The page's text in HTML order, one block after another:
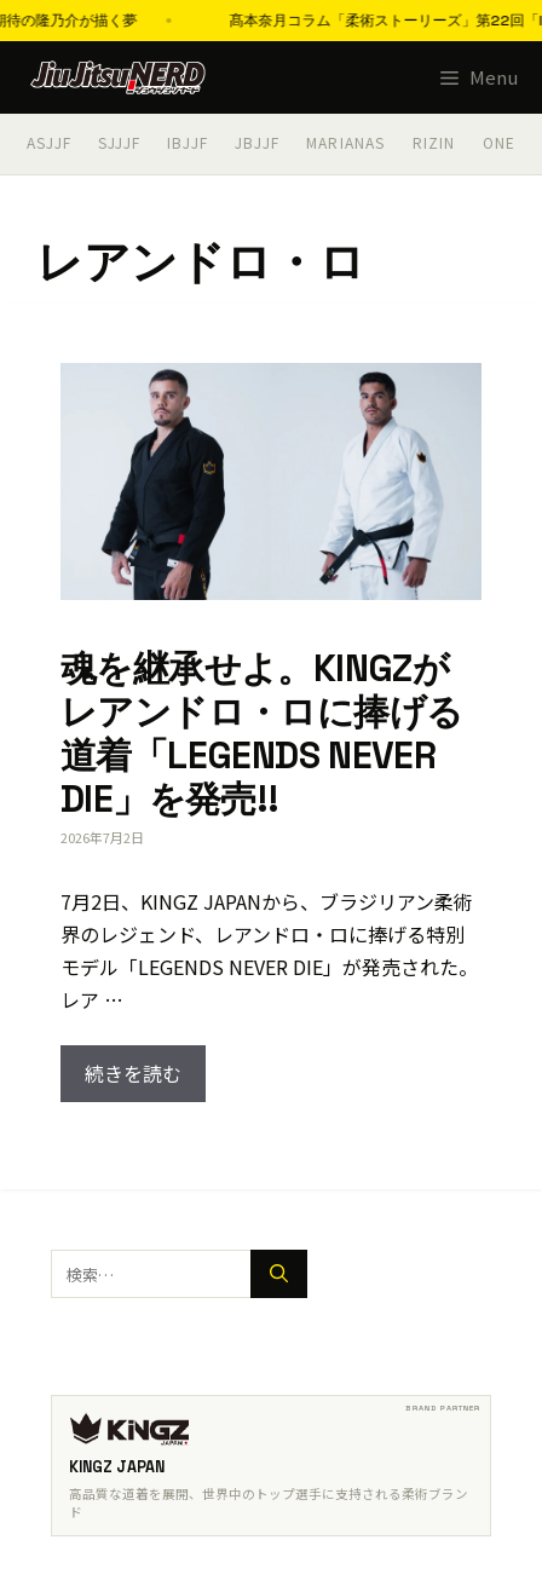
隆乃介が描く夢 髙本奈月コラム「柔術ストーリーズ」第22回「
テ
Menu
ASJJF SJJJF IBJJF JBJJF MARIANAS RIZIN ONE
レアンドロ・ロ
魂を継承せよ。KINGZが
レアンドロ・ロに捧げる
道着「LEGENDS NEVER
DIE」を発売!!
2026年7月2日
7月2日、KINGZ JAPANから、ブラジリアン柔術
界のレジェンド、レアンドロ・ロに捧げる特別
モデル「LEGENDS NEVER DIE」が発売された。
レア …
続きを読む
検
索:
KINGZ JAPAN
高品質な道着を展開、世界中のトップ選手に支持される柔術ブラン
ド